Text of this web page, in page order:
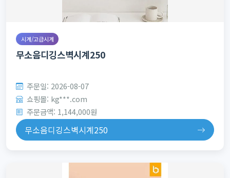
시계/고급시계
무소음디깅스벽시계250
주문일: 2026-08-07
쇼핑몰: kg***.com
주문금액: 1,144,000원
무소음디깅스벽시계250